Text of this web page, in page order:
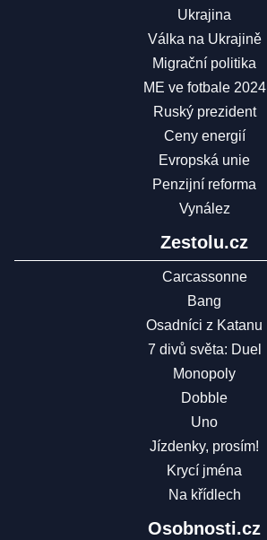
Ukrajina
Válka na Ukrajině
Migrační politika
ME ve fotbale 2024
Ruský prezident
Ceny energií
Evropská unie
Penzijní reforma
Vynález
Zestolu.cz
Carcassonne
Bang
Osadníci z Katanu
7 divů světa: Duel
Monopoly
Dobble
Uno
Jízdenky, prosím!
Krycí jména
Na křídlech
Osobnosti.cz